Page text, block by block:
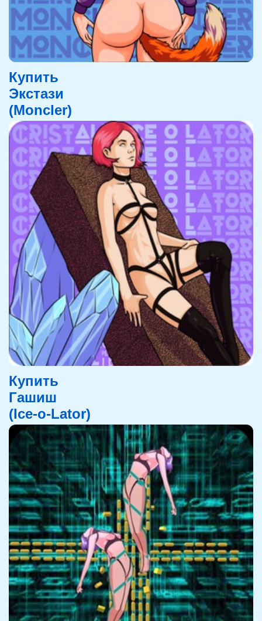
Купить
Экстази
(Moncler)
Купить
Гашиш
(Ice-o-Lator)